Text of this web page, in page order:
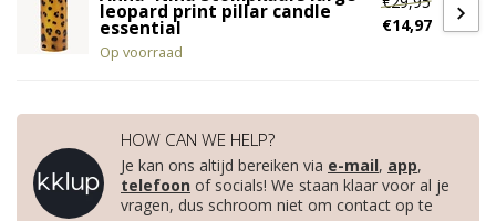
leopard print pillar candle
essential
Op voorraad
€14,97
HOW CAN WE HELP?
Je kan ons altijd bereiken via e-mail, app,
telefoon of socials! We staan klaar voor al je
vragen, dus schroom niet om contact op te